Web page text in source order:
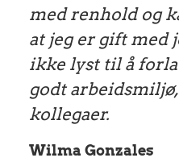
med renhold og
at jeg er gift med
ikke lyst til å
godt
kollegaer.
Wilma Gonzales